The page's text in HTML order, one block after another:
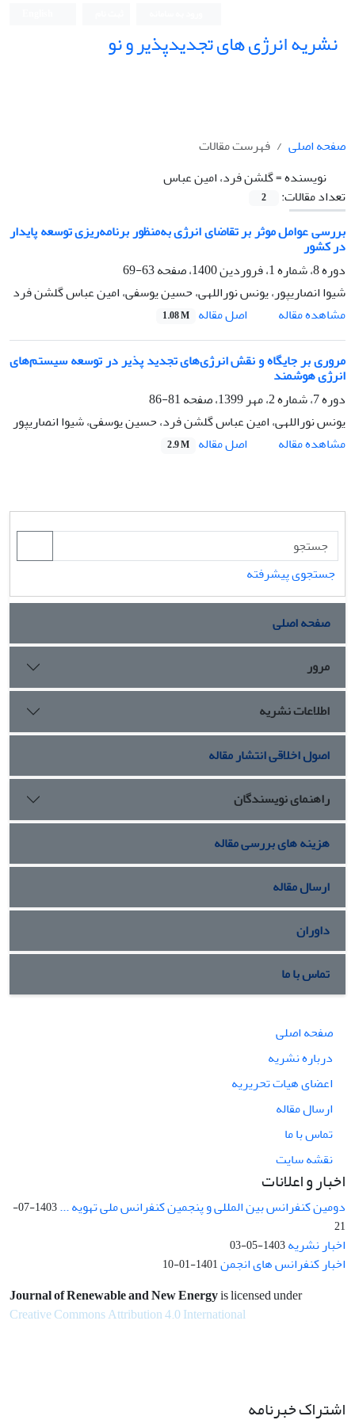
نشریه انرژی های تجدیدپذیر و نو
صفحه اصلی
فهرست مقالات
نویسنده =گلشن فرد، امین عباس
تعداد مقالات:
2
بررسی عوامل موثر بر تقاضای انرژی به‌منظور برنامه‌ریزی توسعه پایدار
در کشور
دوره 8، شماره 1، فروردین 1400، صفحه
63-69
شیوا انصاریپور، یونس نوراللهی، حسین یوسفی، امین عباس گلشن فرد
مشاهده مقاله
اصل مقاله 1.08 M
مروری بر جایگاه و نقش انرژی‌های تجدید پذیر در توسعه سیستم‌های
انرژی هوشمند
دوره 7، شماره 2، مهر 1399، صفحه
81-86
یونس نوراللهی، امین عباس گلشن فرد، حسین یوسفی، شیوا انصاریپور
مشاهده مقاله
اصل مقاله 2.9 M
جستجوی پیشرفته
صفحه اصلی
مرور
اطلاعات نشریه
اصول اخلاقی انتشار مقاله
راهنمای نویسندگان
هزینه های بررسی مقاله
ارسال مقاله
داوران
تماس با ما
صفحه اصلی
درباره نشریه
اعضای هیات تحریریه
ارسال مقاله
تماس با ما
نقشه سایت
اخبار و اعلانات
دومین کنفرانس بین المللی و پنجمین کنفرانس ملی تهویه ...
1403-07-
21
اخبار نشریه1403-05-03
اخبار کنفرانس های انجمن1401-01-10
Journal of Renewable and New Energyis licensed under
Creative Commons Attribution 4.0 International
اشتراک خبرنامه